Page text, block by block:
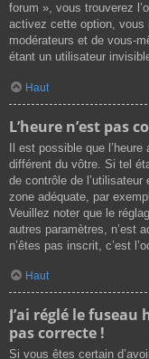
forum », vous trouverez
activez cette option, vous
modérateurs et de vous-
étant un utilisateur
Haut
L’heure n’est pas
Il est possible que
différent du vôtre. Si tel
de contrôle de
zone adéquate, par
Veuillez noter que le
autres paramètres, n’est
n’êtes pas inscrit, c’est
Haut
J’ai réglé le
pas correcte !
Si vous êtes certain